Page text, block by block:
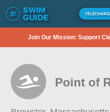
Join Our Mission: Support
Point of